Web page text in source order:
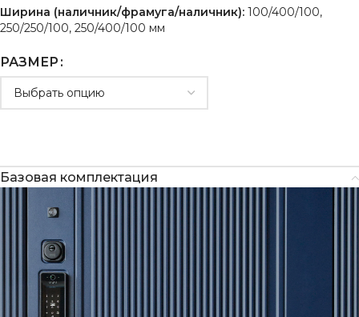
Ширина (наличник/фрамуга/наличник): 100/400/100,
250/250/100, 250/400/100 мм
РАЗМЕР
Базовая комплектация